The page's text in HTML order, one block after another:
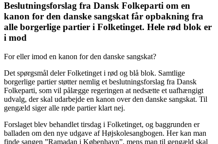
Beslutningsforslag fra Dansk Folkeparti om en
kanon for den danske sangskat får opbakning fra
alle borgerlige partier i Folketinget. Hele rød blok er
i mod
For eller imod en kanon for den danske sangskat?
Det spørgsmål deler Folketinget i rød og blå blok. Samtlige
borgerlige partier støtter nemlig et beslutningsforslag fra Dansk
Folkeparti, som vil pålægge regeringen at nedsætte et uafhængigt
udvalg, der skal udarbejde en kanon over den danske sangskat. Til
gengæld siger alle røde partier klart nej.
Forslaget blev behandlet tirsdag i Folketinget, og baggrunden er
balladen om den nye udgave af Højskolesangbogen. Her kan man
finde sangen ”Ramadan i København”, mens man til gengæld skal